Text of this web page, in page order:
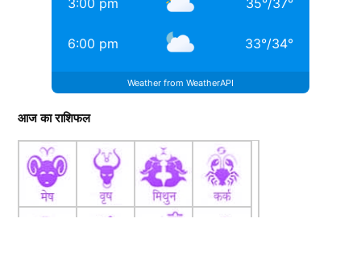
3:00 pm 35°/37°
6:00 pm 33°/34°
Weather from WeatherAPI
आज का राशिफल